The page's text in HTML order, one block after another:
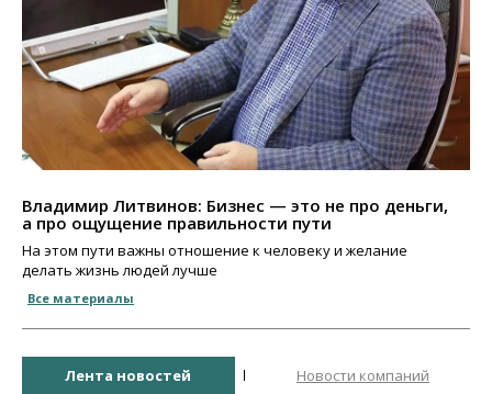
Владимир Литвинов: Бизнес — это не про деньги,
а про ощущение правильности пути
На этом пути важны отношение к человеку и желание
делать жизнь людей лучше
Все материалы
Лента новостей Новости компаний